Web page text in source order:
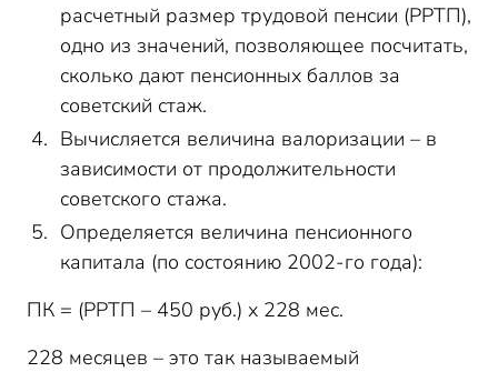
расчетный размер трудовой пенсии (РРТП),
одно из значений, позволяющее посчитать,
сколько дают пенсионных баллов за
советский стаж.
Вычисляется величина валоризации – в
зависимости от продолжительности
советского стажа.
Определяется величина пенсионного
капитала (по состоянию 2002-го года):
ПК = (РРТП – 450 руб.) х 228 мес.
228 месяцев – это так называемый